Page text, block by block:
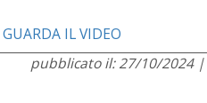
GUARDA IL VIDEO
pubblicato il: 27/10/2024